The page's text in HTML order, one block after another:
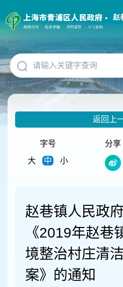
障
碍
作
说
明
跳
到
网
赵
返回上
字号
大
中 小
分享
赵巷镇人民政
《2019年赵巷
境整治村庄清
案》的通知